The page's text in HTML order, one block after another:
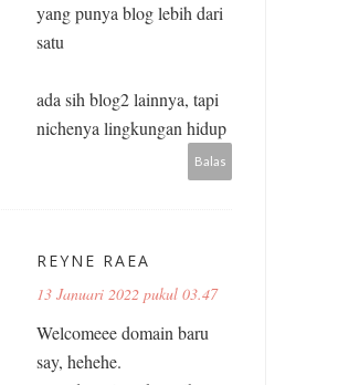
yang punya blog lebih dari
satu
ada sih blog2 lainnya, tapi
nichenya lingkungan hidup
Balas
REYNE RAEA
13 Januari 2022 pukul 03.47
Welcomeee domain baru
say, hehehe.